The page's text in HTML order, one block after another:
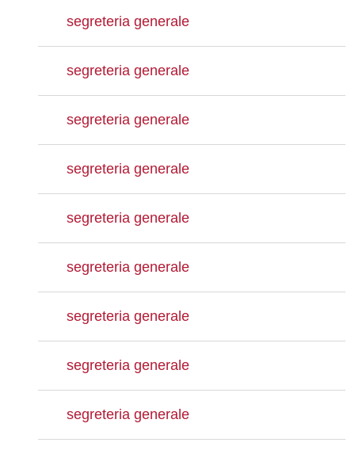
segreteria generale
segreteria generale
segreteria generale
segreteria generale
segreteria generale
segreteria generale
segreteria generale
segreteria generale
segreteria generale